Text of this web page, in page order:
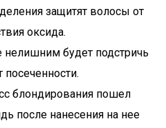
защитят волосы от
оксида.
будет подстричь
блондирования пошел
после нанесения на нее